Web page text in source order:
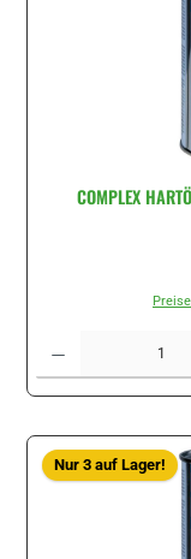
COMPLEX
Nur 3 auf Lager!